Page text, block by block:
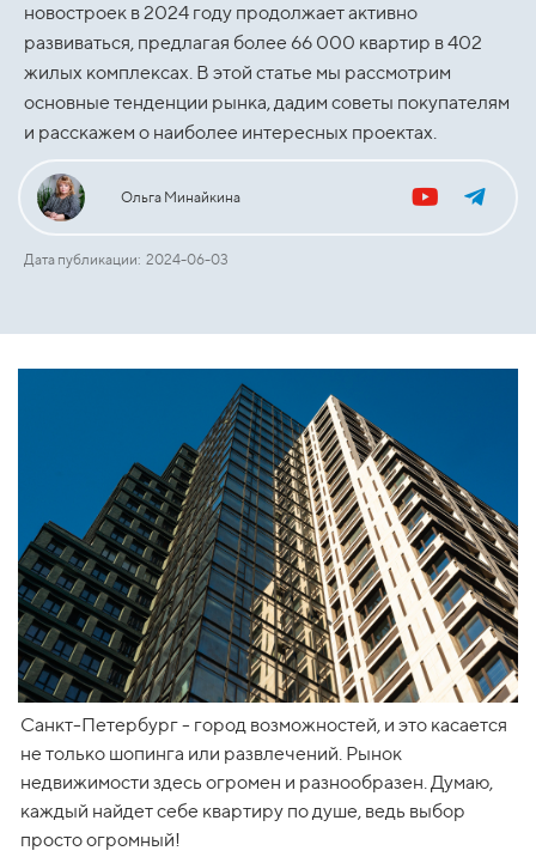
новостроек в 2024 году продолжает активно
развиваться, предлагая более 66 000 квартир в 402
жилых комплексах. В этой статье мы рассмотрим
основные тенденции рынка, дадим советы покупателям
и расскажем о наиболее интересных проектах.
Ольга Минайкина
Дата публикации: 2024-06-03
Санкт-Петербург - город возможностей, и это касается
не только шопинга или развлечений. Рынок
недвижимости здесь огромен и разнообразен. Думаю,
каждый найдет себе квартиру по душе, ведь выбор
просто огромный!